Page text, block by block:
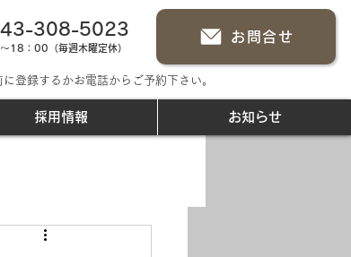
308-5023
18：00（毎週木曜定休）
お問合せ
登録するかお電話からご予約下さい。
採用情報 お知らせ